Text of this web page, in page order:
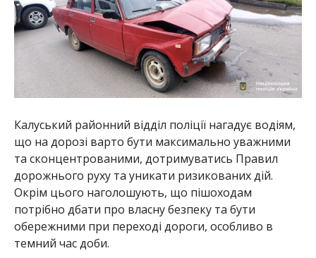
Калуський районний відділ поліції нагадує водіям,
що на дорозі варто бути максимально уважними
та сконцентрованими, дотримуватись Правил
дорожнього руху та уникати ризикованих дій.
Окрім цього наголошують, що пішоходам
потрібно дбати про власну безпеку та бути
обережними при переході дороги, особливо в
темний час доби.